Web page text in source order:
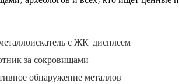
с ЖК-дисплеем
за сокровищами
обнаружение металлов